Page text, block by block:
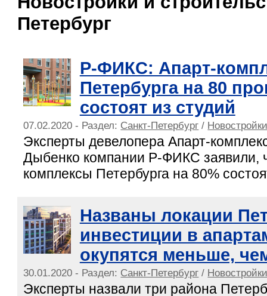
Петербург
Р-ФИКС: Апарт-
Петербурга на 80
состоят из студий
07.02.2020 - Раздел: Санкт-Петербург /
Эксперты девелопера Апарт-
Дыбенко компании Р-ФИКС заявили,
комплексы Петербурга на 80%
Названы локации
инвестиции в
окупятся меньше,
30.01.2020 - Раздел: Санкт-Петербург /
Эксперты назвали три района